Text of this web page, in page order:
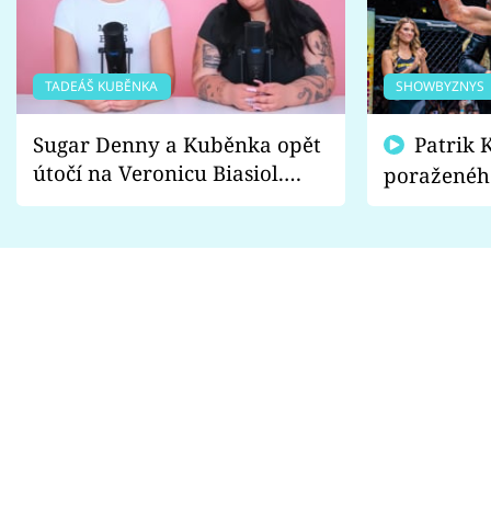
TADEÁŠ KUBĚNKA
Sugar Denny a Kuběnka opět
útočí na Veronicu Biasiol.
Proč je podle nich falešná a
SHOWBYZNYS
fanoušci